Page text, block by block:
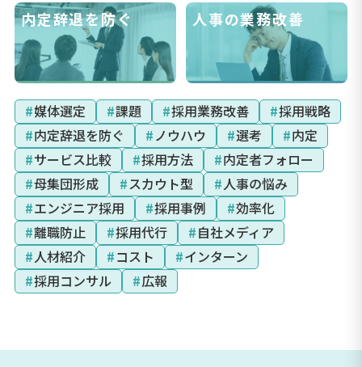
内定辞退を防ぐ 人事の業務改善
#媒体選定 #課題 #採用業務改善 #採用戦略
#内定辞退を防ぐ #ノウハウ #選考 #内定
#サービス比較 #採用方法 #内定者フォロー
#母集団形成 #スカウト型 #人事の悩み
#エンジニア採用 #採用事例 #効率化
#離職防止 #採用代行 #自社メディア
#人材紹介 #コスト #インターン
#採用コンサル #広報